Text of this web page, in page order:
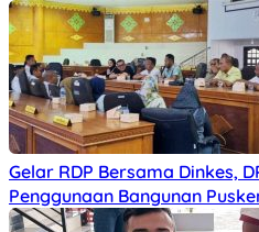
Gelar RDP Bersama Dinkes,
Penggunaan Bangunan